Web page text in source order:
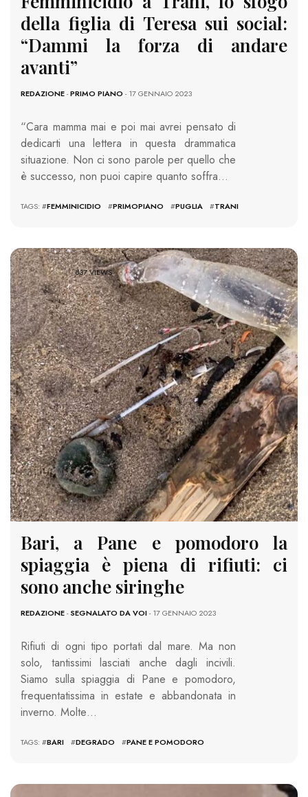
della figlia di Teresa sui social:
“Dammi la forza di andare
avanti”
REDAZIONE-PRIMO PIANO - 17 GENNAIO 2023
“Cara mamma mai e poi mai avrei pensato di
dedicarti una lettera in questa drammatica
situazione. Non ci sono parole per quello che
è successo, non puoi capire quanto soffra…
TAGS: #FEMMINICIDIO #PRIMOPIANO #PUGLIA #TRANI
837 VIEWS
Bari, a Pane e pomodoro la
spiaggia è piena di rifiuti: ci
sono anche siringhe
REDAZIONE-SEGNALATO DA VOI- 17 GENNAIO 2023
Rifiuti di ogni tipo portati dal mare. Ma non
solo, tantissimi lasciati anche dagli incivili.
Siamo sulla spiaggia di Pane e pomodoro,
frequentatissima in estate e abbandonata in
inverno. Molte…
TAGS: #BARI #DEGRADO #PANE E POMODORO